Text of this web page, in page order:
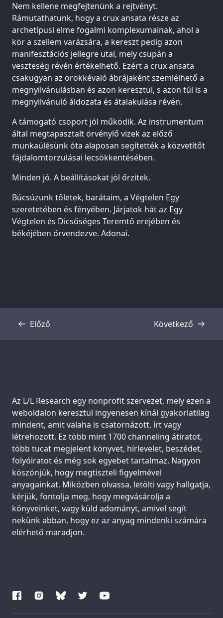
Nem kellene megfejtenünk a rejtvényt.
Rámutathatunk, hogy a crux ansata része az
archetípusi elme fogalmi komplexumainak, ahol a
kör a szellem varázsára, a kereszt pedig azon
manifesztációs jellegre utal, mely csupán a
veszteség révén értékelhető. Ezért a crux ansata
csakugyan az örökkévaló ábrájaként szemlélhető a
megnyilvánulásban és azon keresztül, s azon túl is a
megnyilvánuló áldozata és átalakulása révén.
A támogató csoport jól működik. Az instrumentum
által megtapasztalt örvénylő vizek az előző
munkaülésünk óta alaposan segítették a közvetítőt
fájdalomtorzulásai lecsökkentésében.
Minden jó. A beállításokat jól őrzitek.
Búcsúzunk tőletek, barátaim, a Végtelen Egy
szeretetében és fényében. Járjatok hát az Egy
Végtelen és Dicsőséges Teremtő erejében és
békéjében örvendezve. Adonai.
Előző
Átirat Következő
Átirat
Support us:
Az L/L Research egy nonprofit szervezet, mely ezen a
weboldalon keresztül ingyenesen kínál gyakorlatilag
mindent, amit valaha is csatornázott, írt vagy
létrehozott. Ez több mint 1700 channeling átiratot,
több tucat megjelent könyvet, hírlevelet, beszédet,
folyóiratot és még sok egyebet tartalmaz. Nagyon
köszönjük, hogy megtiszteli figyelmével
anyagainkat. Miközben olvassa, letölti vagy hallgatja,
kérjük, fontolja meg, hogy megvásárolja a
könyveinket, vagy küld adományt, amivel segít
nekünk abban, hogy ez az anyag mindenki számára
elérhető maradjon.